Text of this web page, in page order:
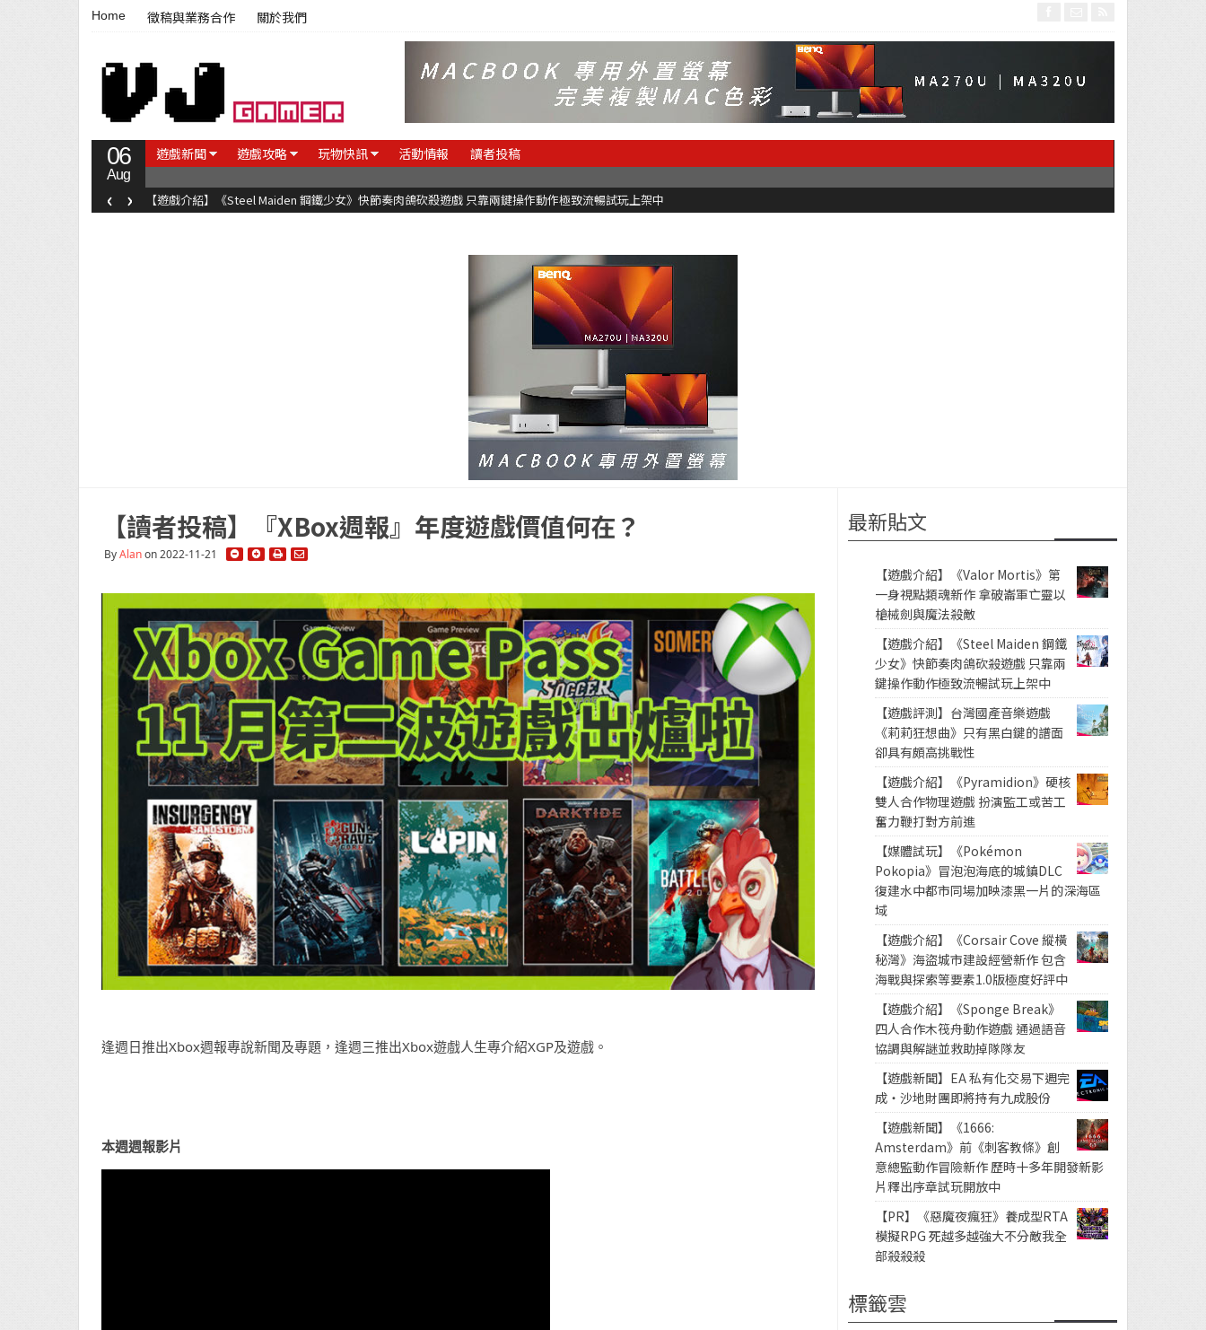
Home 徵稿與業務合作 關於我們
06
Aug
遊戲新聞 遊戲攻略 玩物快訊 活動情報 讀者投稿
【遊戲評測】台灣國產音樂遊戲《莉莉狂想曲》只有黑白鍵的譜面卻具有頗高挑戰性
‹ ›
【讀者投稿】『XBox週報』年度遊戲價值何在？
ByAlanon 2022-11-21
逢週日推出Xbox週報專說新聞及專題，逢週三推出Xbox遊戲人生專介紹XGP及遊戲。
本週週報影片
最新貼文
【遊戲介紹】《Valor Mortis》第
一身視點類魂新作 拿破崙軍亡靈以
槍械劍與魔法殺敵
【遊戲介紹】《Steel Maiden 鋼鐵
少女》快節奏肉鴿砍殺遊戲 只靠兩
鍵操作動作極致流暢試玩上架中
【遊戲評測】台灣國產音樂遊戲
《莉莉狂想曲》只有黑白鍵的譜面
卻具有頗高挑戰性
【遊戲介紹】《Pyramidion》硬核
雙人合作物理遊戲 扮演監工或苦工
奮力鞭打對方前進
【媒體試玩】《Pokémon
Pokopia》冒泡泡海底的城鎮DLC
復建水中都市同場加映漆黑一片的深海區
域
【遊戲介紹】《Corsair Cove 縱橫
秘灣》海盜城市建設經營新作 包含
海戰與探索等要素1.0版極度好評中
【遊戲介紹】《Sponge Break》
四人合作木筏舟動作遊戲 通過語音
協調與解謎並救助掉隊隊友
【遊戲新聞】EA 私有化交易下週完
成・沙地財團即將持有九成股份
【遊戲新聞】《1666:
Amsterdam》前《刺客教條》創
意總監動作冒險新作 歷時十多年開發新影
片釋出序章試玩開放中
【PR】《惡魔夜瘋狂》養成型RTA
模擬RPG 死越多越強大不分敵我全
部殺殺殺
標籤雲